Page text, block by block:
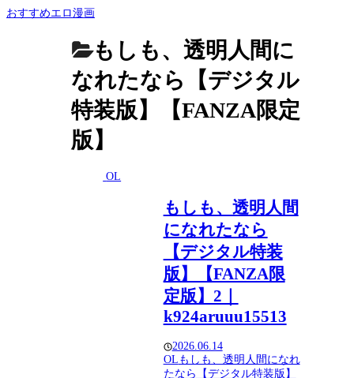
おすすめエロ漫画
もしも、透明人間に
なれたなら【デジタル
特装版】【FANZA限定
版】
OL
もしも、透明人間
になれたなら
【デジタル特装
版】【FANZA限
定版】2｜
k924aruuu15513
2026.06.14
OL もしも、透明人間になれ
たなら【デジタル特装版】